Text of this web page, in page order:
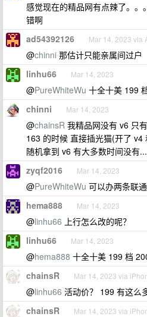
感觉现在的精品网有点辣了。
错啊
ad54392126 Mar 14, 2023 via
@chinni 那估计只能亲属间过户
linhu66 Mar 14, 2023
@PureWhiteWu 十全十美 199
chinni Mar 14, 2023
@chainsR 我精品网没有 v6 只
163 的时候 直接插光猫(开了
随机拿到 v6 有大多数时间没有...
zyqf2016 Mar 14, 2023
@PureWhiteWu 可以办两条联
hema888 Mar 14, 2023
@linhu66 上行怎么改的呢？
linhu66 Mar 14, 2023
@hema888 十全十美 199 档
chainsR Mar 14, 2023 via
@linhu66 活动价？ 199 有这么
chainsR Mar 14, 2023 via